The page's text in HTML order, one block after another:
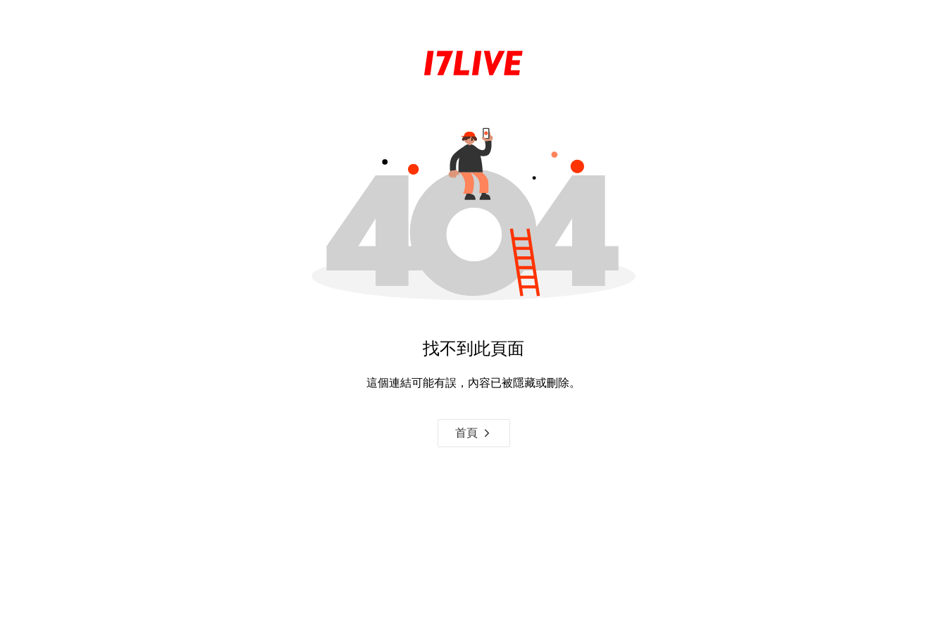
找不到此頁面
這個連結可能有誤，內容已被隱藏或刪除。
首頁